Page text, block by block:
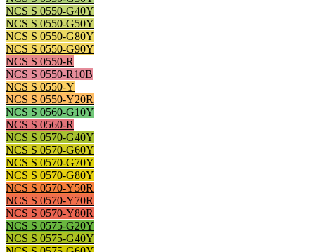
NCS S 0550-G40Y
NCS S 0550-G50Y
NCS S 0550-G80Y
NCS S 0550-G90Y
NCS S 0550-R
NCS S 0550-R10B
NCS S 0550-Y
NCS S 0550-Y20R
NCS S 0560-G10Y
NCS S 0560-R
NCS S 0570-G40Y
NCS S 0570-G60Y
NCS S 0570-G70Y
NCS S 0570-G80Y
NCS S 0570-Y50R
NCS S 0570-Y70R
NCS S 0570-Y80R
NCS S 0575-G20Y
NCS S 0575-G40Y